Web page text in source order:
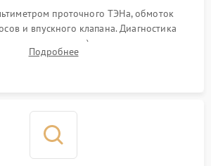
проточного ТЭНа, обмоток
и впускного клапана. Диагностика
уровня воды), датчика мутности,
и электронного модуля управления.
Подробнее